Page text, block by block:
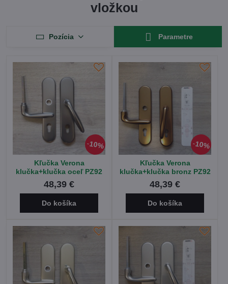
vložkou
Pozícia Parametre
10%
Kľučka Verona
klučka+klučka oceľ PZ92
48,39 €
Do košíka
10%
Kľučka Verona
klučka+klučka bronz PZ92
48,39 €
Do košíka